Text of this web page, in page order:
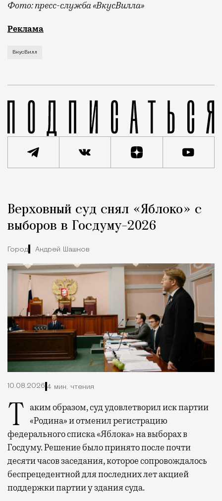
Фото: пресс-служба «ВкусВилла»
У «ВкусВилла» появился ответ на вопрос, чем
Реклама
ВкусВилл
Город
Верховный суд снял «Яблоко» с
выборов в Госдуму-2026
Город Андрей Шашков
10.08.2026 4 мин. чтения
Таким образом, суд удовлетворил иск партии «Родина» и отменил регистрацию
федерального списка «Яблока» на выборах в
Госдуму. Решение было принято после почти
десяти часов заседания, которое сопровождалось
беспрецедентной для последних лет акцией
поддержки партии у здания суда.